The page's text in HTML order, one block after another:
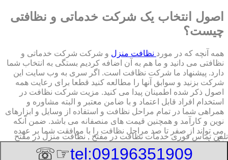
اصول انتخاب یک شرکت خدماتی و نظافتی
چیست؟
همه آنچه که در مورد نظافت منزل و شرکت شرکت خدماتی و
نظافتی می دانید و ما هم به آن اضافه کردیم بستگی به انتخاب شما
دارد. پیشنهاد ما شرکت نظافت است. اگر سری به وب سایت این
شرکت بزنید و سوابق آنها را مطالعه کنید قطعا برای رعایت همه
اصول ذکر شده اطمینان پیدا می کنید. مزیت شرکت نظافت در
استخدام افراد قابل اعتماد و با ضامن معتبر و البته مشاوره و
همراهی شما در تمام مراحل نظافت و استفاده از وسایل و ابزارهای
نوین و کارآمد و همچنین قیمت های منصفانه می باشد. ضمن آنکه
می تواند از صفر تا صد مراحل نظافت را با موافقت شما بر عهده
بگیرد.
8/7/2026 2:31:19 AM
تلفن تماس فوریخدمات نظافت در مفتح , نظافت منزل در مفتح
tel:09196351909
☞☏